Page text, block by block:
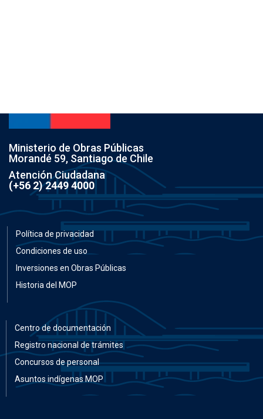
Ministerio de Obras Públicas
Morandé 59, Santiago de Chile
Atención Ciudadana
(+56 2) 2449 4000
Política de privacidad
Condiciones de uso
Inversiones en Obras Públicas
Historia del MOP
Centro de documentación
Registro nacional de trámites
Concursos de personal
Asuntos indígenas MOP